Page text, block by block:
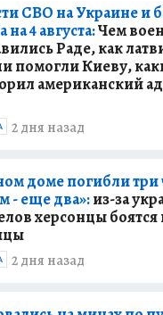
СВО на Украине и
на 4 августа:Чем
Раде, как
помогли Киеву,
американский
2 дня назад
доме погибли три
- еще два»:из-за
херсонцы
2 дня назад